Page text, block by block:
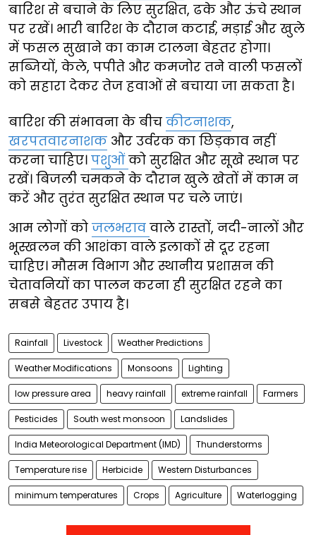
बारिश से बचाने के लिए सुरक्षित, ढके और ऊंचे स्थान
पर रखें। भारी बारिश के दौरान कटाई, मड़ाई और खुले
में फसल सुखाने का काम टालना बेहतर होगा।
सब्जियों, केले, पपीते और कमजोर तने वाली फसलों
को सहारा देकर तेज हवाओं से बचाया जा सकता है।
बारिश की संभावना के बीच कीटनाशक,
खरपतवारनाशक और उर्वरक का छिड़काव नहीं
करना चाहिए। पशुओंको सुरक्षित और सूखे स्थान पर
रखें। बिजली चमकने के दौरान खुले खेतों में काम न
करें और तुरंत सुरक्षित स्थान पर चले जाएं।
आम लोगों को जलभराव वाले रास्तों, नदी-नालों और
भूस्खलन की आशंका वाले इलाकों से दूर रहना
चाहिए। मौसम विभाग और स्थानीय प्रशासन की
चेतावनियों का पालन करना ही सुरक्षित रहने का
सबसे बेहतर उपाय है।
Rainfall Livestock Weather Predictions
Weather Modifications Monsoons Lighting
low pressure area heavy rainfall extreme rainfall Farmers
Pesticides South west monsoon Landslides
India Meteorological Department (IMD) Thunderstorms
Temperature rise Herbicide Western Disturbances
minimum temperatures Crops Agriculture Waterlogging